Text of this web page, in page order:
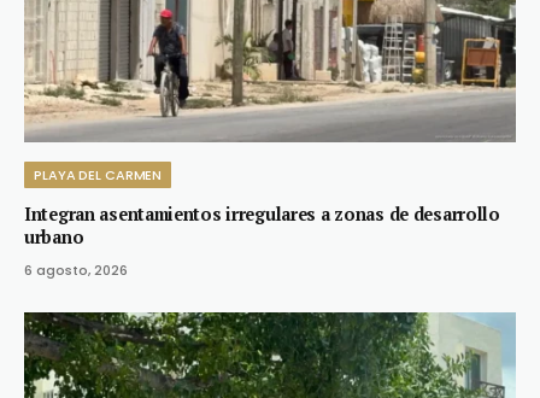
PLAYA DEL CARMEN
Integran asentamientos irregulares a zonas de desarrollo
urbano
6 agosto, 2026